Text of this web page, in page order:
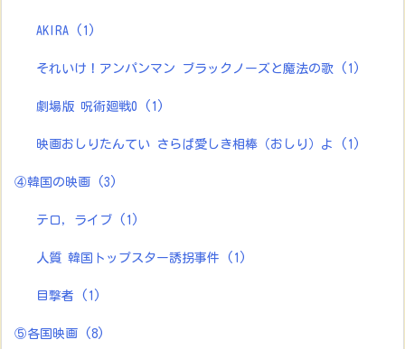
AKIRA (1)
それいけ！アンパンマン ブラックノーズと魔法の歌 (1)
劇場版 呪術廻戦0 (1)
映画おしりたんてい さらば愛しき相棒（おしり）よ (1)
④韓国の映画 (3)
テロ，ライブ (1)
人質 韓国トップスター誘拐事件 (1)
目撃者 (1)
⑤各国映画 (8)